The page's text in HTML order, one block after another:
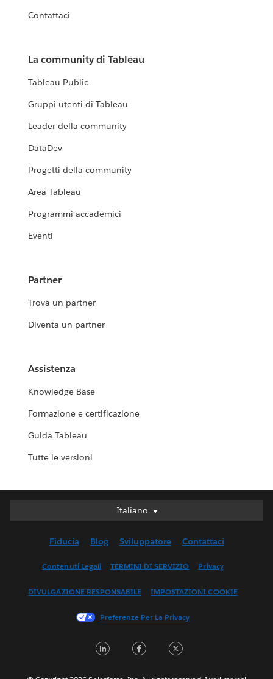
Contattaci
La community di Tableau
Tableau Public
Gruppi utenti di Tableau
Leader della community
DataDev
Progetti della community
Area Tableau
Programmi accademici
Eventi
Partner
Trova un partner
Diventa un partner
Assistenza
Knowledge Base
Formazione e certificazione
Guida Tableau
Tutte le versioni
Italiano
Italiano
English (UK)
Français (Canada)
한국어
Fiducia Blog Sviluppatore Contattaci
Contenuti Legali TERMINI DI SERVIZIO Privacy
DIVULGAZIONE RESPONSABILE IMPOSTAZIONI COOKIE
Preferenze Per La Privacy
LinkedInFacebook